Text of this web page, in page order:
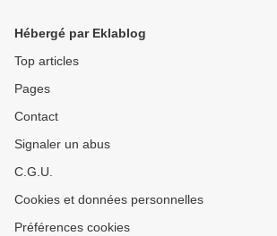
Hébergé par Eklablog
Top articles
Pages
Contact
Signaler un abus
C.G.U.
Cookies et données personnelles
Préférences cookies